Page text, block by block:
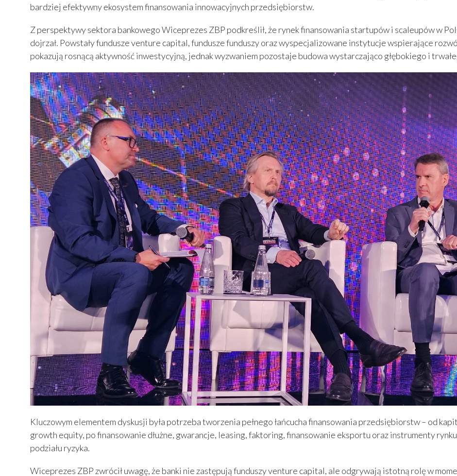
bardziej efektywny ekosystem finansowania innowacyjnych przedsiębiorstw.
Z perspektywy sektora bankowego Wiceprezes ZBP podkreślił, że rynek finansowania startupów i scaleupów w
dojrzał. Powstały fundusze venture capital, fundusze funduszy oraz wyspecjalizowane instytucje wspierające
pokazują rosnącą aktywność inwestycyjną, jednak wyzwaniem pozostaje budowa wystarczająco głębokiego i
Kluczowym elementem dyskusji była potrzeba tworzenia pełnego łańcucha finansowania przedsiębiorstw – od
growth equity, po finansowanie dłużne, gwarancje, leasing, faktoring, finansowanie eksportu oraz instrumenty
podziału ryzyka.
Wiceprezes ZBP zwrócił uwagę, że banki nie zastępują funduszy venture capital, ale odgrywają istotną rolę w